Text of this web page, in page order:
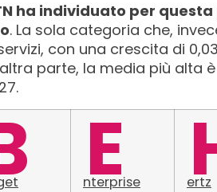
ha individuato per
. La sola categoria che,
con una crescita di
parte, la media più alta
E
nterprise ertz